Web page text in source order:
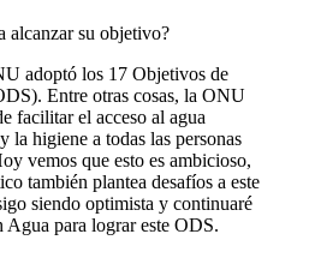
alcanzar su objetivo?
adoptó los 17 Objetivos de
Entre otras cosas, la ONU
facilitar el acceso al agua
la higiene a todas las personas
vemos que esto es ambicioso,
también plantea desafíos a este
siendo optimista y continuaré
para lograr este ODS.